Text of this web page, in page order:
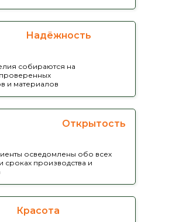
Надёжность
собираются на
и материалов
Открытость
осведомлены обо всех
сроках производства и
Красота